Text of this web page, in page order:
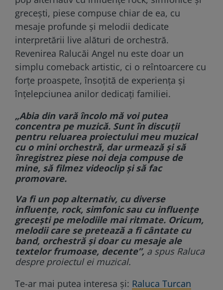
grecești, piese compuse chiar de ea, cu
mesaje profunde și melodii dedicate
interpretării live alături de orchestră.
Revenirea Ralucăi Angel nu este doar un
simplu comeback artistic, ci o reîntoarcere cu
forțe proaspete, însoțită de experiența și
înțelepciunea anilor dedicați familiei.
„Abia din vară încolo mă voi putea
concentra pe muzică. Sunt în discuții
pentru reluarea proiectului meu muzical
cu o mini orchestră, dar urmează și să
înregistrez piese noi deja compuse de
mine, să filmez videoclip și să fac
promovare.
Va fi un pop alternativ, cu diverse
influențe, rock, simfonic sau cu influențe
grecești pe melodiile mai ritmate. Oricum,
melodii care se pretează a fi cântate cu
band, orchestră și doar cu mesaje ale
textelor frumoase, decente”, a spus Raluca
despre proiectul ei muzical.
Te-ar mai putea interesa și: Raluca Turcan